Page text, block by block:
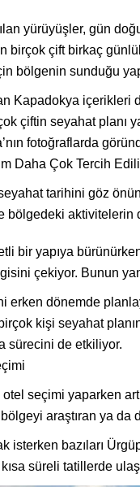
yürüyüşler, gün
birçok çift birkaç
bölgenin sunduğu
Kapadokya
çiftin seyahat planı
fotoğraflarda
Daha Çok Tercih
seyahat tarihini göz
bölgedeki
bir yapıya
çekiyor. Bunun
erken dönemde
kişi seyahat
sürecini de etkiliyor.
otel seçimi yaparken
araştıran ya da
isterken bazıları
süreli tatillerde